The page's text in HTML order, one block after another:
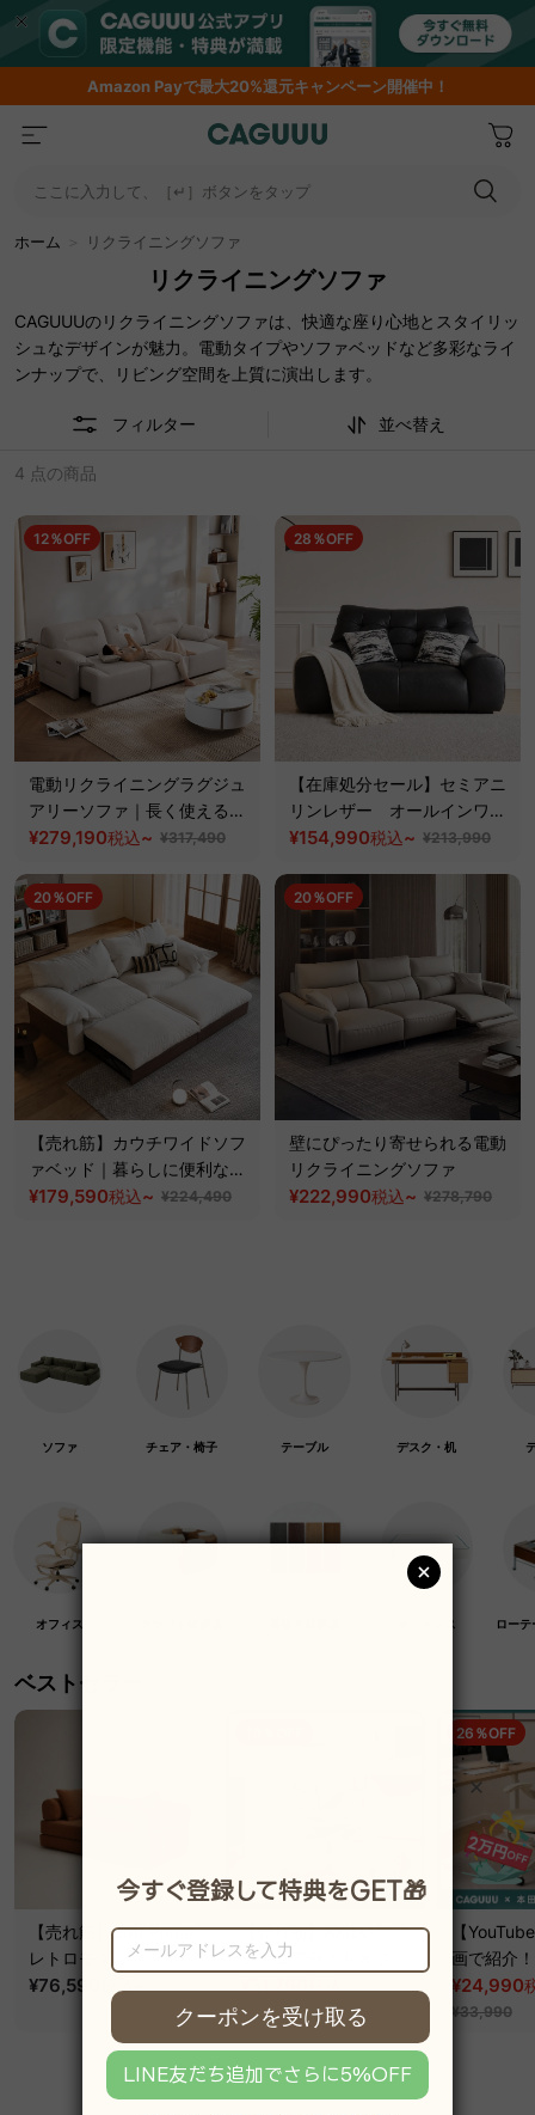
AmazonPayで最大20%還元キャンペーン開催中！
ここに入力して、［↵］ボタンをタップ
ホーム リクライニングソファ
リクライニングソファ
CAGUUUのリクライニングソファは、快適な座り心地とスタイリッ
シュなデザインが魅力。電動タイプやソファベッドなど多彩なライ
ンナップで、リビング空間を上質に演出します。
フィルター 並べ替え
4 点の商品
12％OFF
電動リクライニングラグジュ
アリーソファ｜長く使える防
水・防汚加工の贅沢仕様の
ズ可】
¥279,190税込~ ¥317,490
28％OFF
【在庫処分セール】セミアニ
リンレザー オールインワン
リラックスソファ
¥154,990税込~ ¥213,990
20％OFF
【売れ筋】カウチワイドソフ
ァベッド｜暮らしに便利な洗
えるカバー＆伸長式ソファ
¥179,590税込~ ¥224,490
20％OFF
壁にぴったり寄せられる電動
リクライニングソファ
¥222,990税込~ ¥278,790
ソファ チェア・椅子 テーブル デスク・机
オフィス マットレス ロー
ベストセラー
【売れ筋】Soft Prime
レトロモダンソファベ
ッド｜20色以上から選
2WAY【色カスタマイ
¥76,590
【売れ筋】AXISU アク
シスコアライトオフィ
26％OFF
【
画で紹介
クシスエ
オフィス
¥24,990
¥33,990